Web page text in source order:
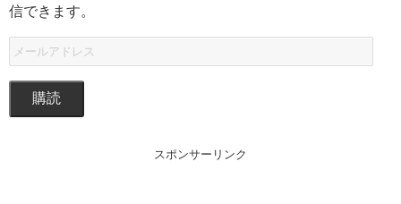
信できます。
購読
スポンサーリンク